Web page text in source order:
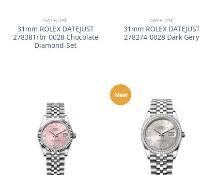
DATEJUST
31mm ROLEX DATEJUST
278381rbr-0028 Chocolate
Diamond-Set
DATEJUST
31mm ROLEX DATEJUST
278274-0028 Dark Gery
New